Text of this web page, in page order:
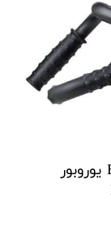
پخ زن پرتابل لوله و ورق مدل B60S یوروبور